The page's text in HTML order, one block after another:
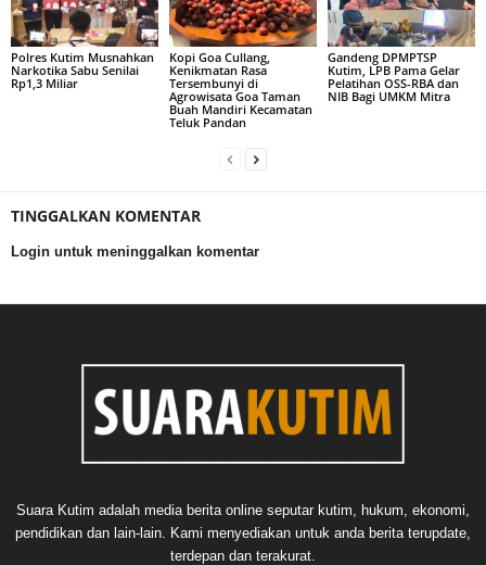
Polres Kutim Musnahkan
Narkotika Sabu Senilai
Rp1,3 Miliar
Kopi Goa Cullang,
Kenikmatan Rasa
Tersembunyi di
Agrowisata Goa Taman
Buah Mandiri Kecamatan
Teluk Pandan
Gandeng DPMPTSP
Kutim, LPB Pama Gelar
Pelatihan OSS-RBA dan
NIB Bagi UMKM Mitra
TINGGALKAN KOMENTAR
Login untuk meninggalkan komentar
Suara Kutim adalah media berita online seputar kutim, hukum, ekonomi,
pendidikan dan lain-lain. Kami menyediakan untuk anda berita terupdate,
terdepan dan terakurat.